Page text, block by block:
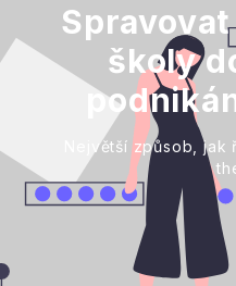
školy
Největší způsob,